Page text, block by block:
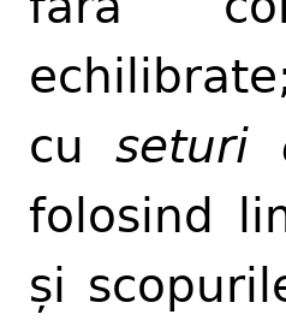
cuseturi
folosind
și